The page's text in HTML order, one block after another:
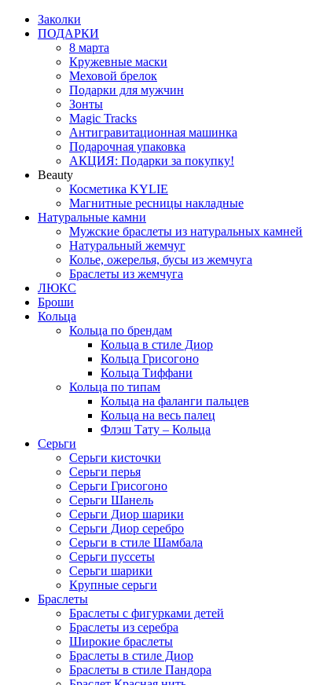
Заколки
ПОДАРКИ
8 марта
Кружевные маски
Меховой брелок
Подарки для мужчин
Зонты
Magic Tracks
Антигравитационная машинка
Подарочная упаковка
АКЦИЯ: Подарки за покупку!
Beauty
Косметика KYLIE
Магнитные ресницы накладные
Натуральные камни
Мужские браслеты из натуральных камней
Натуральный жемчуг
Колье, ожерелья, бусы из жемчуга
Браслеты из жемчуга
ЛЮКС
Броши
Кольца
Кольца по брендам
Кольца в стиле Диор
Кольца Грисогоно
Кольца Тиффани
Кольца по типам
Кольца на фаланги пальцев
Кольца на весь палец
Флэш Тату – Кольца
Серьги
Серьги кисточки
Серьги перья
Серьги Грисогоно
Серьги Шанель
Серьги Диор шарики
Серьги Диор серебро
Серьги в стиле Шамбала
Серьги пуссеты
Серьги шарики
Крупные серьги
Браслеты
Браслеты с фигурками детей
Браслеты из серебра
Широкие браслеты
Браслеты в стиле Диор
Браслеты в стиле Пандора